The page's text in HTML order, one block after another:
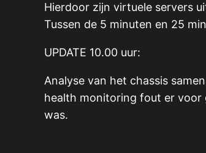
Hierdoor zijn virtuele servers
Tussen de 5 minuten en 25
UPDATE 10.00 uur:
Analyse van het chassis
health monitoring fout er voor
was.